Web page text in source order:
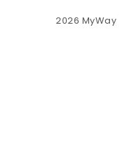
2026 MyWay